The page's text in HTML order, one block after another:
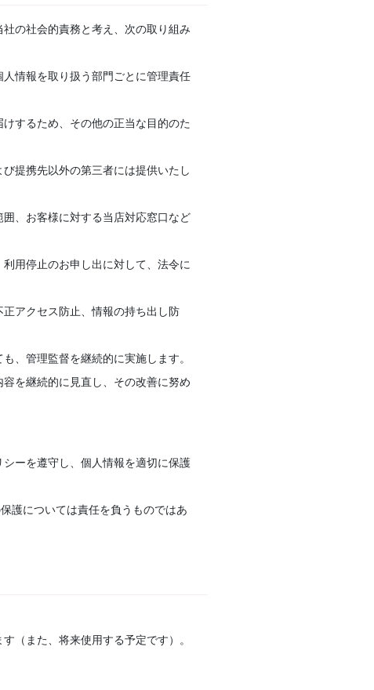
の社会的責務と考え、次の取り組み
情報を取り扱う部門ごとに管理責任
するため、その他の正当な目的のた
提携先以外の第三者には提供いたし
、お客様に対する当店対応窓口など
用停止のお申し出に対して、法令に
アクセス防止、情報の持ち出し防
、管理監督を継続的に実施します。
を継続的に見直し、その改善に努め
ーを遵守し、個人情報を適切に保護
護については責任を負うものではあ
（また、将来使用する予定です）。